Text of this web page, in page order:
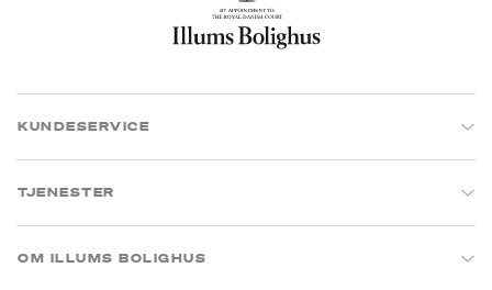
KUNDESERVICE
TJENESTER
OM ILLUMS BOLIGHUS